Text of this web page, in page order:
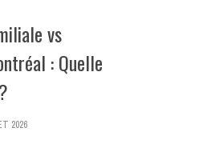
vs
: Quelle
2026